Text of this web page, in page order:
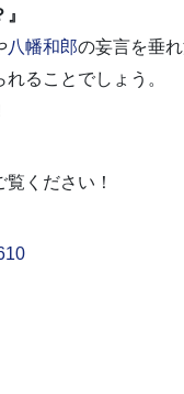
八幡和郎の妄言を垂れ
ることでしょう。
ください！